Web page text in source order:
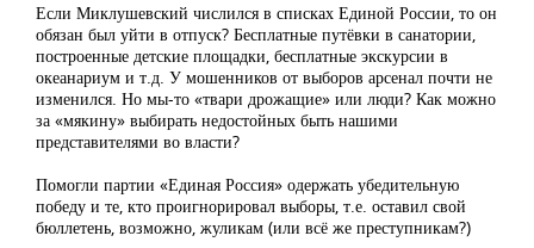
Если Миклушевский числился в списках Единой России, то он
обязан был уйти в отпуск? Бесплатные путёвки в санатории,
построенные детские площадки, бесплатные экскурсии в
океанариум и т.д. У мошенников от выборов арсенал почти не
изменился. Но мы-то «твари дрожащие» или люди? Как можно
за «мякину» выбирать недостойных быть нашими
представителями во власти?
Помогли партии «Единая Россия» одержать убедительную
победу и те, кто проигнорировал выборы, т.е. оставил свой
бюллетень, возможно, жуликам (или всё же преступникам?)